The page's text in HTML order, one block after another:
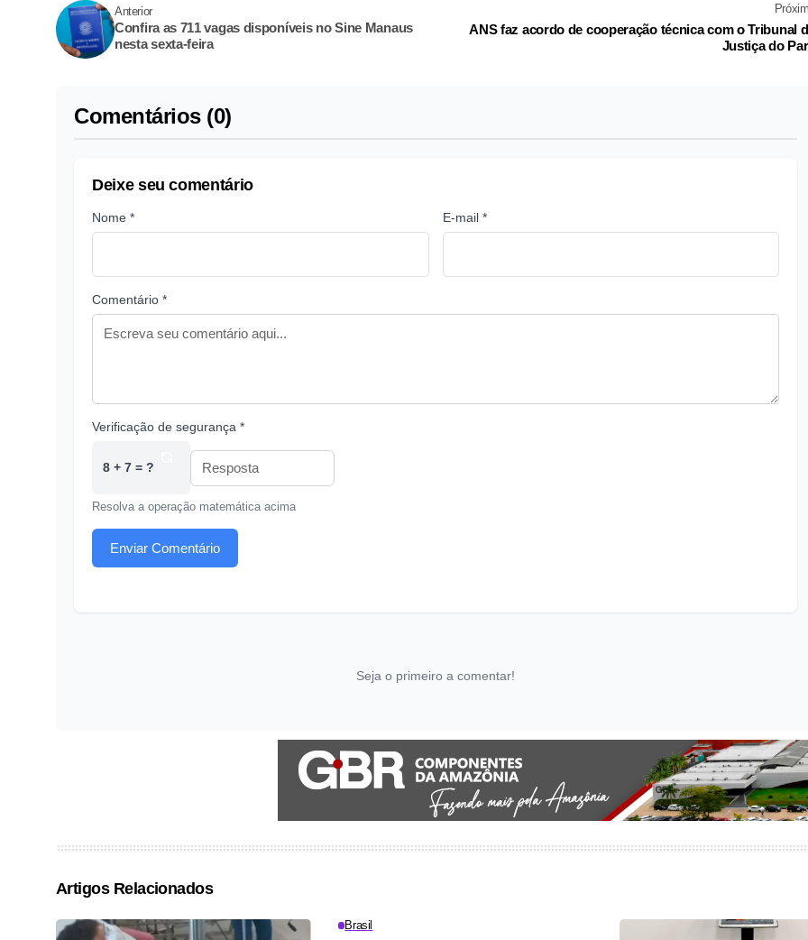
Anterior
Confira as 711 vagas disponíveis no Sine Manaus
nesta sexta-feira
ANS faz acordo de cooperação técnica com o Tribunal
Justiça do
Comentários (0)
Deixe seu comentário
Nome * E-mail *
Comentário *
Verificação de segurança *
8 + 7 = ?
Resolva a operação matemática acima
Enviar Comentário
Seja o primeiro a comentar!
Artigos Relacionados
Brasil